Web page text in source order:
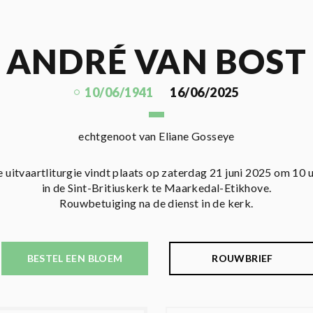
ANDRÉ VAN BOST
10/06/1941 16/06/2025
echtgenoot van Eliane Gosseye
uitvaartliturgie vindt plaats op zaterdag 21 juni 2025 om 10
in de Sint-Britiuskerk te Maarkedal-Etikhove.
Rouwbetuiging na de dienst in de kerk.
BESTEL EEN BLOEM ROUWBRIEF